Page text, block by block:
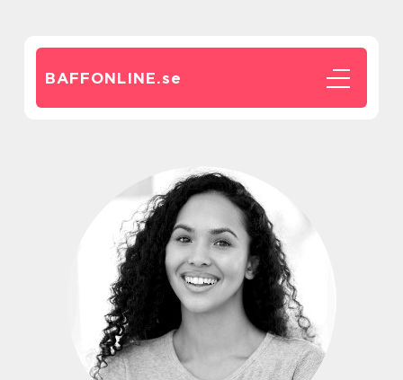
BAFFONLINE.se